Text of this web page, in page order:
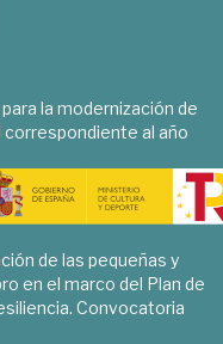
la modernización de
correspondiente al año
de las pequeñas y
en el marco del Plan de
Convocatoria